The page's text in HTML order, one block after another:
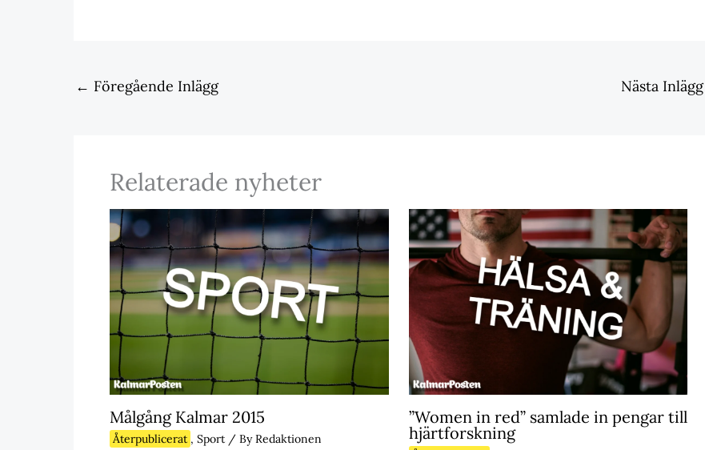
← Föregående Inlägg Nästa Inlägg
Relaterade nyheter
Målgång Kalmar 2015
Återpublicerat , Sport / ByRedaktionen
”Women in red” samlade in pengar till
hjärtforskning